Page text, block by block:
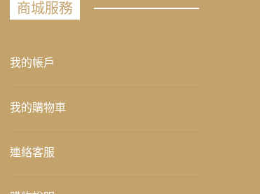
商城服務
我的帳戶
我的購物車
連絡客服